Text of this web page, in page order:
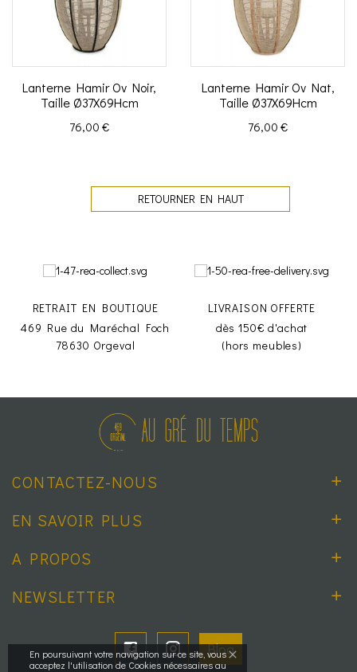
Lanterne Hamir Ov Noir,
Taille Ø37X69Hcm
Prix
76,00 €
Lanterne Hamir Ov Nat,
Taille Ø37X69Hcm
Prix
76,00 €
RETOURNER EN HAUT
RETRAIT EN BOUTIQUE
469 Rue du Maréchal Foch
78630 Orgeval
LIVRAISON OFFERTE
dès 150€ d'achat
(hors meubles)
CONTACTEZ-NOUS
EN SAVOIR PLUS
A PROPOS
NEWSLETTER
Blog
En poursuivant votre navigation sur ce site, vous
acceptez l'utilisation de Cookies nécessaires au